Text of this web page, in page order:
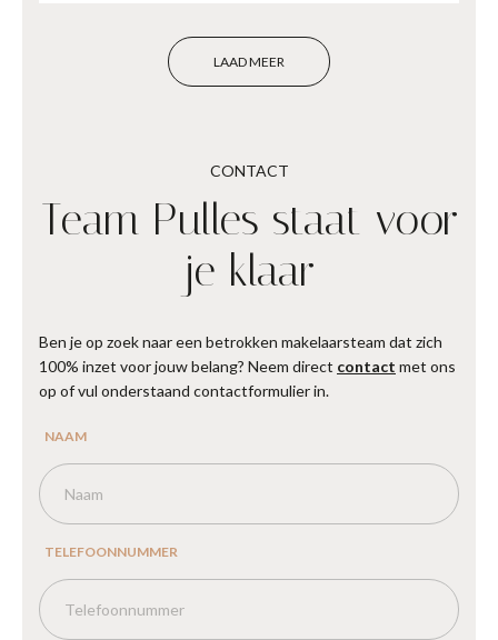
LAAD MEER
CONTACT
Team Pulles staat voor
je klaar
Ben je op zoek naar een betrokken makelaarsteam dat zich
100% inzet voor jouw belang? Neem direct contact met ons
op of vul onderstaand contactformulier in.
NAAM
TELEFOONNUMMER